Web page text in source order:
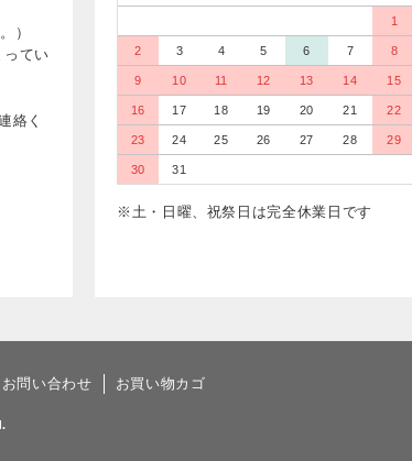
）
ってい
絡く
※土・日曜、祝祭日は完全休業日です
1
2 3 4 5 6 7 8
9 10 11 12 13 14 15
16 17 18 19 20 21 22
23 24 25 26 27 28 29
30 31
お問い合わせ お買い物カゴ